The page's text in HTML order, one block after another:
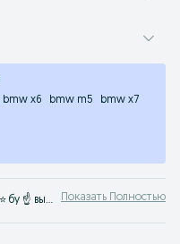
bmw x6 bmw m5
bmw x7
Купить BMW 750 в Узбекистане ✔️ новые ⭐ бу ☝ выгодные цены на БМВ 750 найдете ☛ OLX.uz Узбекистан ⭐ Твой автомобиль ждет тебя на OLX.uz! Показать Полностью